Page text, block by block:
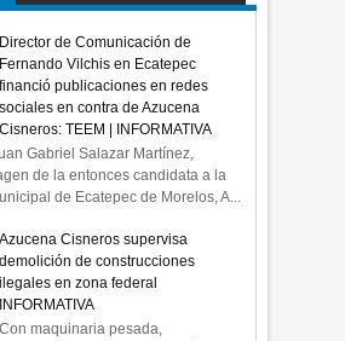
Director de Comunicación de
Fernando Vilchis en Ecatepec
financió publicaciones en redes
sociales en contra de Azucena
Cisneros: TEEM | INFORMATIVA
Gabriel Salazar Martínez,
de la entonces candidata a la
de Ecatepec de Morelos, A...
Azucena Cisneros supervisa
demolición de construcciones
ilegales en zona federal
INFORMATIVA
Con maquinaria pesada,